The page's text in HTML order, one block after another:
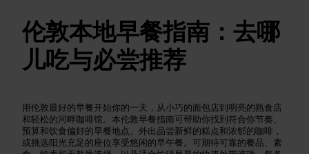
伦敦本地早餐指南：去哪
儿吃与必尝推荐
用伦敦最好的早餐开始你的一天，从小巧的面包店到明亮的熟食店
和轻松的河畔咖啡馆。本伦敦早餐指南可帮助你找到符合你节奏、
预算和饮食偏好的早餐地点。外出品尝新鲜的糕点和浓郁的咖啡，
或挑选阳光充足的座位享受悠闲的早午餐。可期待可靠的餐品、素